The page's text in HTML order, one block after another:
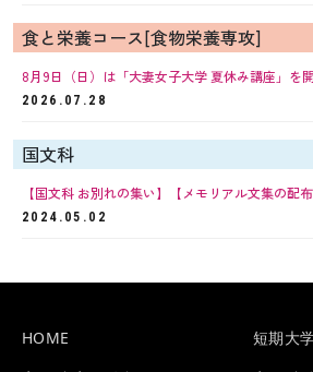
食と栄養コース[食物栄養専攻]
8月9日（日）は「大妻女子大学 夏休み講座」を
2026.07.28
国文科
【国文科 お別れの集い】【メモリアル文集の配
2024.05.02
HOME
短期大